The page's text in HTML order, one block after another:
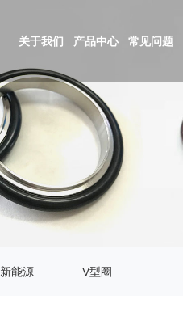
关于我们
公司简介
资质证书
生产设备
产品中心
O型圈
定制件
新能源
常见问题
新能源 V型圈